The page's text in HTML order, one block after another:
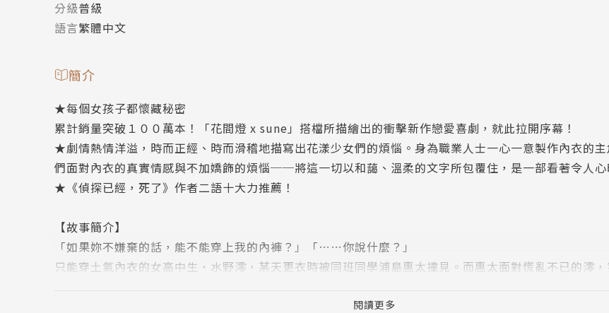
分級普級
語言繁體中文
簡介
★每個女孩子都懷藏秘密
累計銷量突破１００萬本！「花間燈 x sune」搭檔所描繪出的衝擊新作戀愛喜劇，就此拉開序幕！
★劇情熱情洋溢，時而正經、時而滑稽地描寫出花漾少女們的煩惱。身為職業人士一心一意製作內衣的
們面對內衣的真實情感與不加嬌飾的煩惱──將這一切以和藹、溫柔的文字所包覆住，是一部看著令人心
★《偵探已經，死了》作者二語十大力推薦！
【故事簡介】
「如果妳不嫌棄的話，能不能穿上我的內褲？」「……你說什麼？」
只能穿土氣內衣的女高中生・水野澪，某天更衣時被同班同學浦島惠太撞見。而惠太面對慌亂不已的澪
澪以為自己碰到一個驚世駭俗的變態，於是四處逃竄，然而對她糾纏不休的惠太，真實身分居然是澪憧憬
閱讀更多